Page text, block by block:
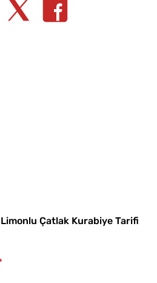
Tarif Defterime Kaydet
Limonlu Çatlak Kurabiye Tarifi